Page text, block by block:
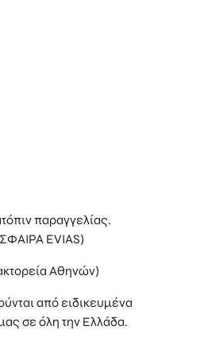
παραγγελίας.
EVIAS)
Αθηνών)
από ειδικευμένα
σε όλη την Ελλάδα.